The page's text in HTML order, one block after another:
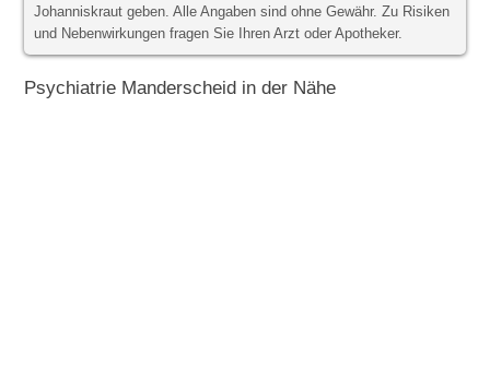
Johanniskraut geben. Alle Angaben sind ohne Gewähr. Zu Risiken
und Nebenwirkungen fragen Sie Ihren Arzt oder Apotheker.
Psychiatrie Manderscheid in der Nähe